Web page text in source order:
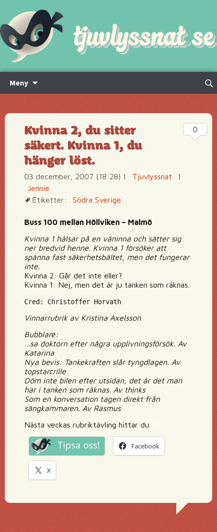
Meny
innehåll
Sök
Kvinna 2, du sitter
säkert. Kvinna 1, du
hänger löst.
03 december, 2007 (18:28) | Tjuvlyssnat
|
Jennie
Etiketter:
Södra Sverige
Buss 100 mellan Höllviken – Malmö
Kvinna 1 hälsar på en väninna och sätter sig
ner bredvid henne. Kvinna 1 försöker att
spänna fast säkerhetsbältet, men det fungerar
inte.
Kvinna 2: Går det inte eller?
Kvinna 1: Nej, men det är ju tanken som räknas.
Cred: Christoffer Horvath
Vinnarrubrik av Kristina Axelsson
Bubblare:
…sa doktorn efter några upplivningsförsök. Av
Katarina
Nya bevis: Tankekraften slår tyngdlagen. Av
topstarcrille
Döm inte bilen efter utsidan, det är det man
har i tanken som räknas. Av thinks
Som en konversation tagen direkt från
sängkammaren. Av Rasmus
Nästa veckas rubriktävling hittar du
Tipsa oss! Facebook
X
0